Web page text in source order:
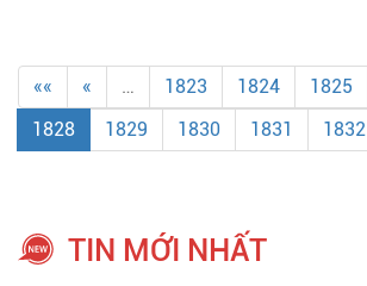
«« « … 1823 1824 1825
1828
1829 1830 1831 1832
TIN MỚI NHẤT